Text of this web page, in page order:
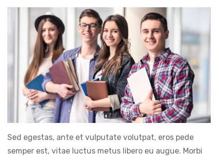
Sed egestas, ante et vulputate volutpat, eros pede
semper est, vitae luctus metus libero eu augue. Morbi